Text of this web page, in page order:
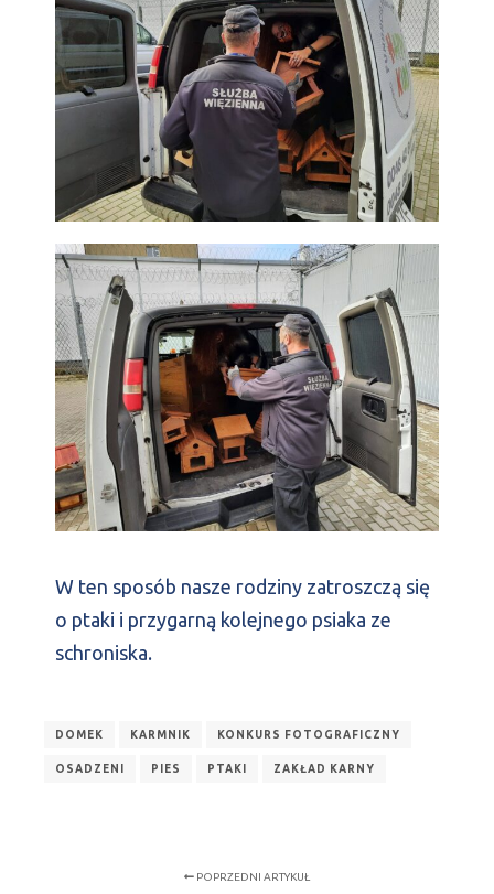
W ten sposób nasze rodziny zatroszczą się
o ptaki i przygarną kolejnego psiaka ze
schroniska.
DOMEK KARMNIK KONKURS FOTOGRAFICZNY
OSADZENI PIES PTAKI ZAKŁAD KARNY
POPRZEDNI ARTYKUŁ